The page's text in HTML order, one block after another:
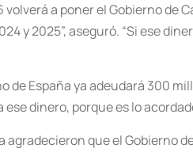
a poner el Gobierno
y 2025”, aseguró. “Si ese
de España ya adeudará 300
dinero, porque es lo
que el Gobierno